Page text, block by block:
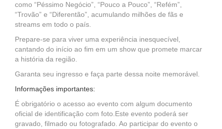
como “Péssimo Negócio”, “Pouco a Pouco”, “Refém”,
“Trovão” e “Diferentão”, acumulando milhões de fãs e
streams em todo o país.
Prepare-se para viver uma experiência inesquecível,
cantando do início ao fim em um show que promete marcar
a história da região.
Garanta seu ingresso e faça parte dessa noite memorável.
Informações importantes:
É obrigatório o acesso ao evento com algum documento
oficial de identificação com foto.Este evento poderá ser
gravado, filmado ou fotografado. Ao participar do evento o